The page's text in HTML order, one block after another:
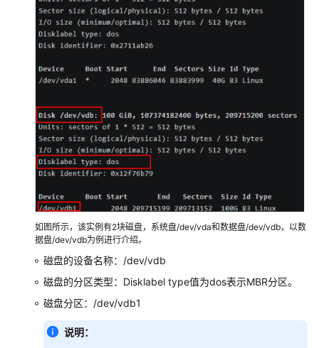
（Windows）
ECS
顿
（Linux）
规
格
变
更
操
作
系
统
变
更
ECS
安
如图所示，该实例有2块磁盘，系统盘/dev/vda和数据盘/dev/vdb，以数
据盘/dev/vdb为例进行介绍。
磁盘的设备名称：/dev/vdb
磁盘的分区类型：Disklabel type值为dos表示MBR分区。
磁盘分区：/dev/vdb1
说明：